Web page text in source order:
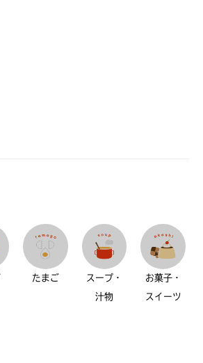
たまご スープ・
汁物
お菓子・
スイーツ